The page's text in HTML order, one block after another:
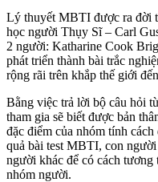
Lý thuyết MBTI được ra đời
học người Thụy Sĩ – Carl
2 người: Katharine Cook
phát triển thành bài trắc
rộng rãi trên khắp thế giới
Bằng việc trả lời bộ câu hỏi
tham gia sẽ biết được bản
đặc điểm của nhóm tính
quả bài test MBTI, con
người khác để có cách
nhóm người.